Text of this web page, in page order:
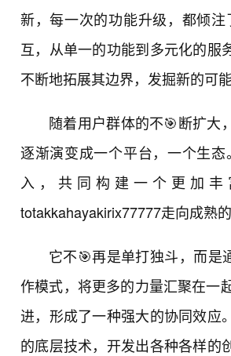
新，每一次的功能升级，都倾
互，从单一的功能到多元化的服
不断地拓展其边界，发掘新的可能
随着用户群体的不🎯断扩大
逐渐演变成一个平台，一个生
入，共同构建一个更加
totakkahayakirix77777走向成熟的
它不🎯再是单打独斗，而是
作模式，将更多的力量汇聚在一
进，形成了一种强大的协同效应
的底层技术，开发出各种各样的